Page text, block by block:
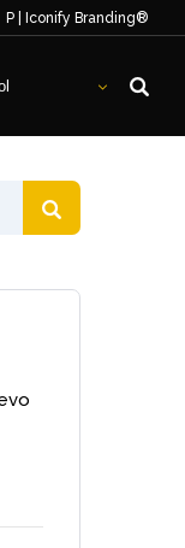
P | Iconify Branding®